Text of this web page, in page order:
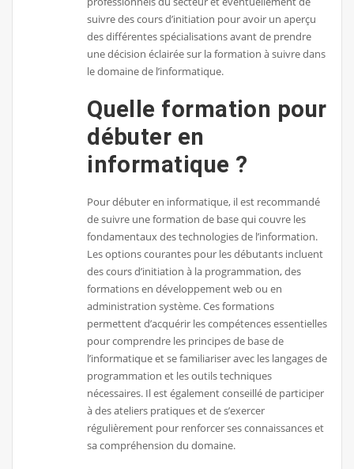
suivre des cours d’initiation pour avoir un aperçu
des différentes spécialisations avant de prendre
une décision éclairée sur la formation à suivre dans
le domaine de l’informatique.
Quelle formation pour
débuter en
informatique ?
Pour débuter en informatique, il est recommandé
de suivre une formation de base qui couvre les
fondamentaux des technologies de l’information.
Les options courantes pour les débutants incluent
des cours d’initiation à la programmation, des
formations en développement web ou en
administration système. Ces formations
permettent d’acquérir les compétences essentielles
pour comprendre les principes de base de
l’informatique et se familiariser avec les langages de
programmation et les outils techniques
nécessaires. Il est également conseillé de participer
à des ateliers pratiques et de s’exercer
régulièrement pour renforcer ses connaissances et
sa compréhension du domaine.